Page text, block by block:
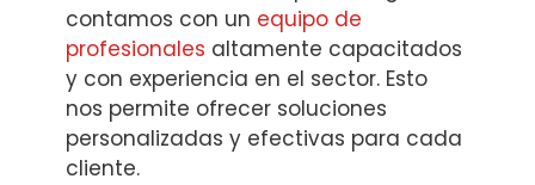
contamos con un equipo de
profesionales altamente capacitados
y con experiencia en el sector. Esto
nos permite ofrecer soluciones
personalizadas y efectivas para cada
cliente.